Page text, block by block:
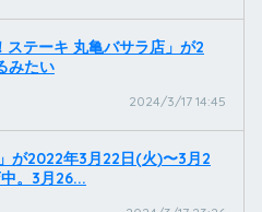
ステーキ 丸亀バサラ店」が2
みたい
2024/3/17 14:45
が2022年3月22日(火)〜3月2
。3月26...